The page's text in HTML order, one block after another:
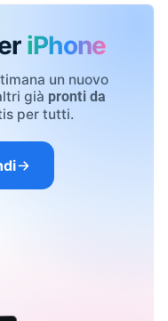
iPhone
un nuovo
già pronti da
per tutti.